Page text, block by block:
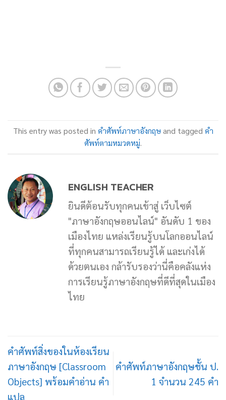
This entry was posted in คำศัพท์ภาษาอังกฤษand tagged คำ
ศัพท์ตามหมวดหมู่.
ENGLISH TEACHER
ยินดีต้อนรับทุกคนเข้าสู่ เว็บไซต์
"ภาษาอังกฤษออนไลน์" อันดับ 1 ของ
เมืองไทย แหล่งเรียนรู้บนโลกออนไลน์
ที่ทุกคนสามารถเรียนรู้ได้ และเก่งได้
ด้วยตนเอง กล้ารับรองว่านี่คือคลังแห่ง
การเรียนรู้ภาษาอังกฤษที่ดีที่สุดในเมือง
ไทย
คำศัพท์สิ่งของในห้องเรียน
ภาษาอังกฤษ [Classroom
Objects] พร้อมคำอ่าน คำ
แปล
คำศัพท์ภาษาอังกฤษชั้น ป.
1 จำนวน 245 คำ